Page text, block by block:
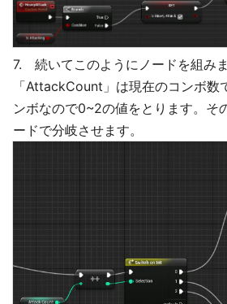
7. 続いてこのようにノードを組みま
「AttackCount」は現在のコンボ数
ンボなので0~2の値をとります。そ
ードで分岐させます。